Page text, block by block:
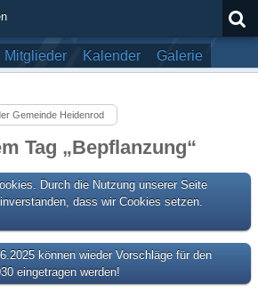
Mitglieder Kalender Galerie
Gemeinde Heidenrod
Tag „Bepflanzung“
Durch die Nutzung unserer Seite
dass wir Cookies setzen.
können wieder Vorschläge für den
eingetragen werden!